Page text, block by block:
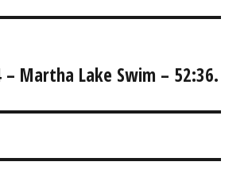
– Martha Lake Swim – 52:36.